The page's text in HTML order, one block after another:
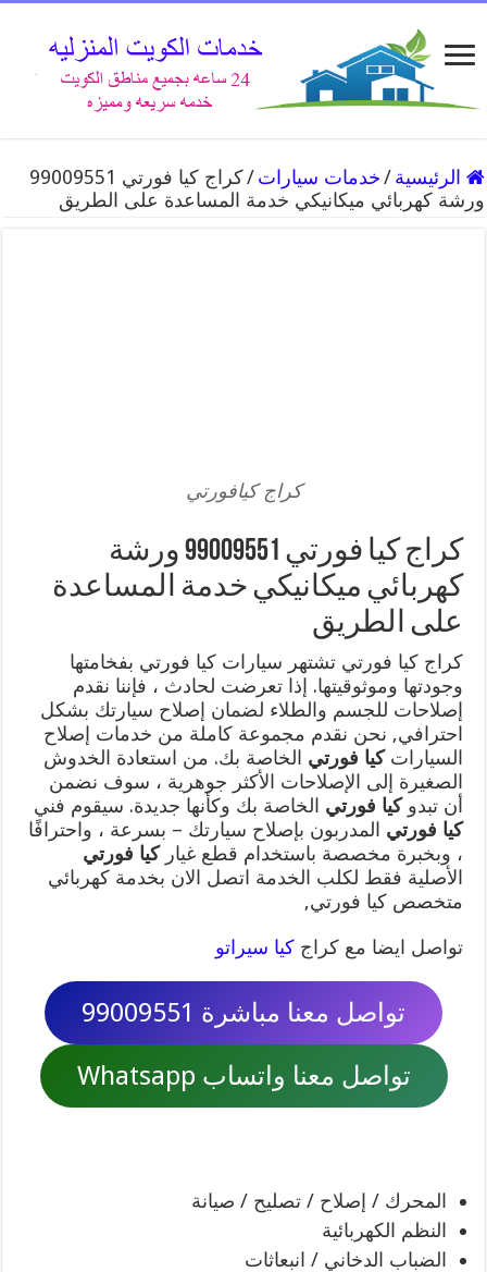
الرئيسية /خدمات سيارات /
كراج كيا فورتي 99009551
ورشة كهربائي ميكانيكي خدمة المساعدة على الطريق
كراج كيافورتي
كراج كيا فورتي 99009551 ورشة
كهربائي ميكانيكي خدمة المساعدة
على الطريق
كراج كيا فورتي تشتهر سيارات كيا فورتي بفخامتها
وجودتها وموثوقيتها. إذا تعرضت لحادث ، فإننا نقدم
إصلاحات للجسم والطلاء لضمان إصلاح سيارتك بشكل
احترافي, نحن نقدم مجموعة كاملة من خدمات إصلاح
السياراتكيا فورتي الخاصة بك. من استعادة الخدوش
الصغيرة إلى الإصلاحات الأكثر جوهرية ، سوف نضمن
أن تبدوكيا فورتي الخاصة بك وكأنها جديدة. سيقوم فني
كيا فورتي المدربون بإصلاح سيارتك – بسرعة ، واحترافًا
، وبخبرة مخصصة باستخدام قطع غياركيا فورتي
الأصلية فقط لكلب الخدمة اتصل الان بخدمة كهربائي
متخصص كيا فورتي,
تواصل ايضا مع كراجكيا سيراتو
تواصل معنا مباشرة 99009551
تواصل معنا واتساب Whatsapp
المحرك / إصلاح / تصليح / صيانة
النظم الكهربائية
الضباب الدخاني / انبعاثات